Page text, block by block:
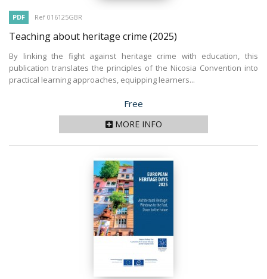
PDF Ref 016125GBR
Teaching about heritage crime (2025)
By linking the fight against heritage crime with education, this
publication translates the principles of the Nicosia Convention into
practical learning approaches, equipping learners...
Price
Free
MORE INFO